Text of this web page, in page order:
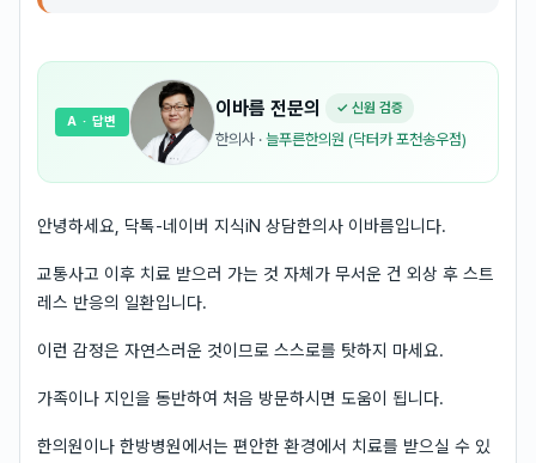
이바름 전문의 ✓ 신원 검증
한의사 · 늘푸른한의원 (닥터카 포천송우점)
A · 답변
안녕하세요, 닥톡-네이버 지식iN 상담한의사 이바름입니다.
교통사고 이후 치료 받으러 가는 것 자체가 무서운 건 외상 후 스트
레스 반응의 일환입니다.
이런 감정은 자연스러운 것이므로 스스로를 탓하지 마세요.
가족이나 지인을 동반하여 처음 방문하시면 도움이 됩니다.
한의원이나 한방병원에서는 편안한 환경에서 치료를 받으실 수 있